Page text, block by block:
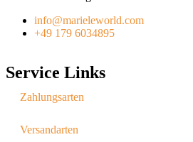
info@marieleworld.com
+49 179 6034895
Service Links
Zahlungsarten
Versandarten